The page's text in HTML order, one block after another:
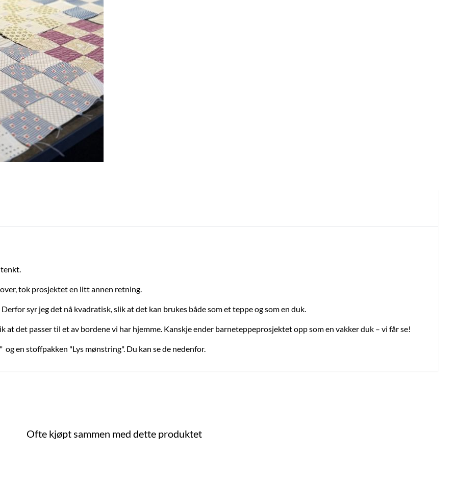
tok prosjektet en litt annen retning.
syr jeg det nå kvadratisk, slik at det kan brukes både som et teppe og som en duk.
det passer til et av bordene vi har hjemme. Kanskje ender barneteppeprosjektet opp som en vakker duk – vi får se!
en stoffpakken "Lys mønstring". Du kan se de nedenfor.
Ofte kjøpt sammen med dette produktet